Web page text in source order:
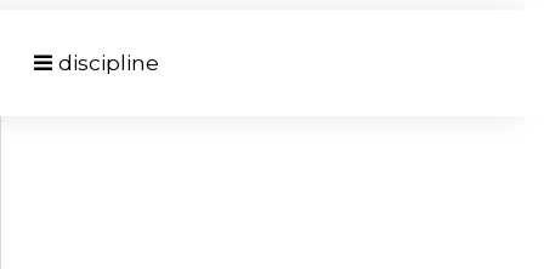
discipline